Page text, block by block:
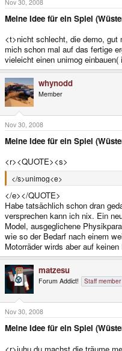
Nov 30, 2008
Meine Idee für ein Spiel
<t>nicht schlecht, die demo, gut
mich schon mal auf das fertige
vieleicht einen unimog
whynodd
Member
Nov 30, 2008
Meine Idee für ein Spiel
<r><QUOTE><s>
</s>unimog<e>
</e></QUOTE>
Habe tatsächlich schon dran
versprechen kann ich nix. Ein
Model, ausgeglichene
wie so der Bedarf nach einem
Motorräder wirds aber auf keinen
matzesu
Forum Addict! Staff member
Nov 30, 2008
Meine Idee für ein Spiel